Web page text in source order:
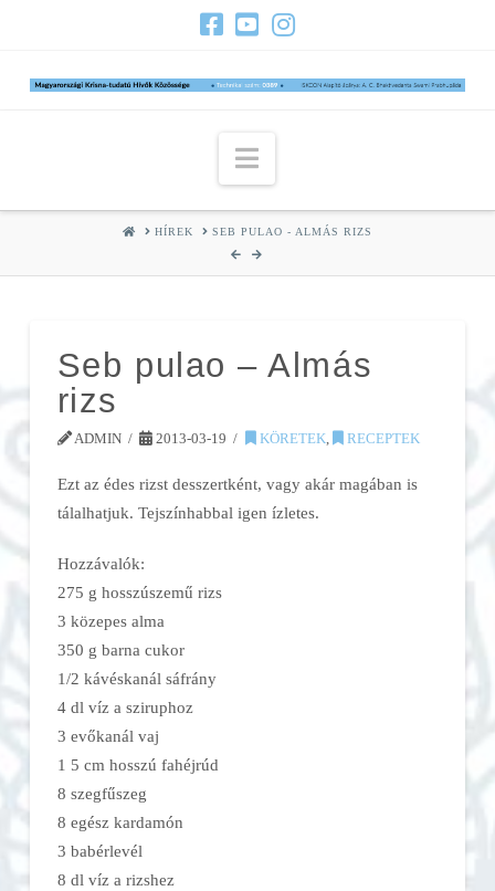
Navigation
HOMEHÍREK SEB PULAO - ALMÁS RIZS
Seb pulao – Almás
rizs
ADMIN 2013-03-19 KÖRETEK, RECEPTEK
Ezt az édes rizst desszertként, vagy akár magában is
tálalhatjuk. Tejszínhabbal igen ízletes.
Hozzávalók:
275 g hosszúszemű rizs
3 közepes alma
350 g barna cukor
1/2 kávéskanál sáfrány
4 dl víz a sziruphoz
3 evőkanál vaj
1 5 cm hosszú fahéjrúd
8 szegfűszeg
8 egész kardamón
3 babérlevél
8 dl víz a rizshez